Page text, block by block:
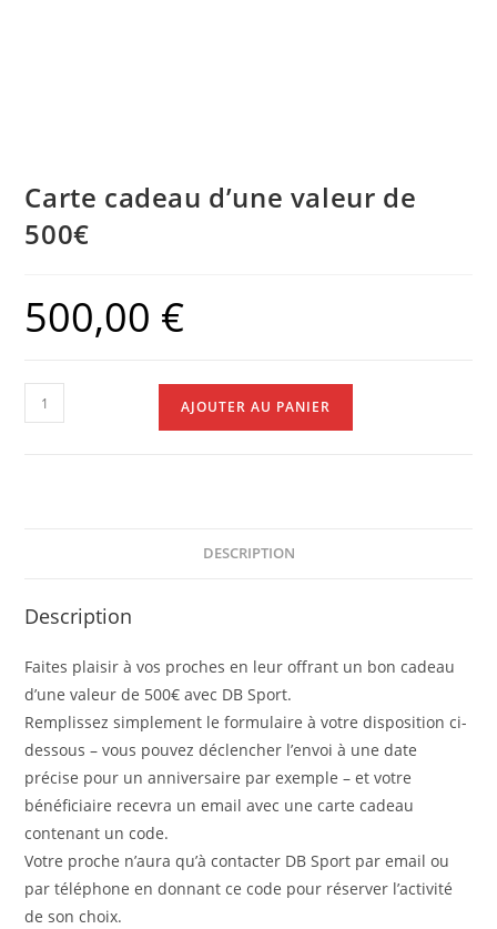
Carte cadeau d’une valeur de
500€
500,00 €
AJOUTER AU PANIER
DESCRIPTION
Description
Faites plaisir à vos proches en leur offrant un bon cadeau
d’une valeur de 500€ avec DB Sport.
Remplissez simplement le formulaire à votre disposition ci-
dessous – vous pouvez déclencher l’envoi à une date
précise pour un anniversaire par exemple – et votre
bénéficiaire recevra un email avec une carte cadeau
contenant un code.
Votre proche n’aura qu’à contacter DB Sport par email ou
par téléphone en donnant ce code pour réserver l’activité
de son choix.